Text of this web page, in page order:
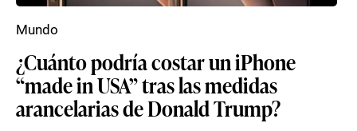
¿Cuánto podría costar un iPhone
“made in USA” tras las medidas
arancelarias de Donald Trump?
Mundo